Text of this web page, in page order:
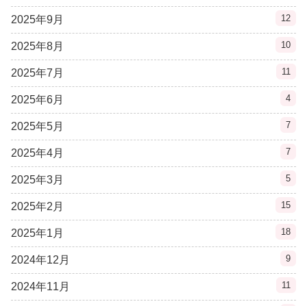
2025年9月 12
2025年8月 10
2025年7月 11
2025年6月 4
2025年5月 7
2025年4月 7
2025年3月 5
2025年2月 15
2025年1月 18
2024年12月 9
2024年11月 11